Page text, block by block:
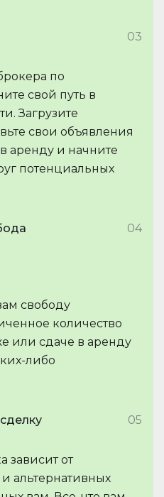
03
по
свой путь в
Загрузите
свои объявления
аренду и начните
потенциальных
04
свободу
количество
или сдаче в аренду
либо
05
зависит от
и альтернативных